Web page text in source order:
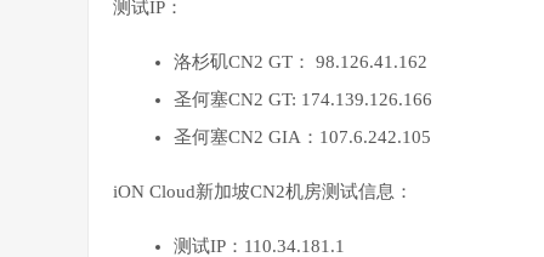
测试IP：
洛杉矶CN2 GT： 98.126.41.162
圣何塞CN2 GT: 174.139.126.166
圣何塞CN2 GIA：107.6.242.105
iON Cloud新加坡CN2机房测试信息：
测试IP：110.34.181.1